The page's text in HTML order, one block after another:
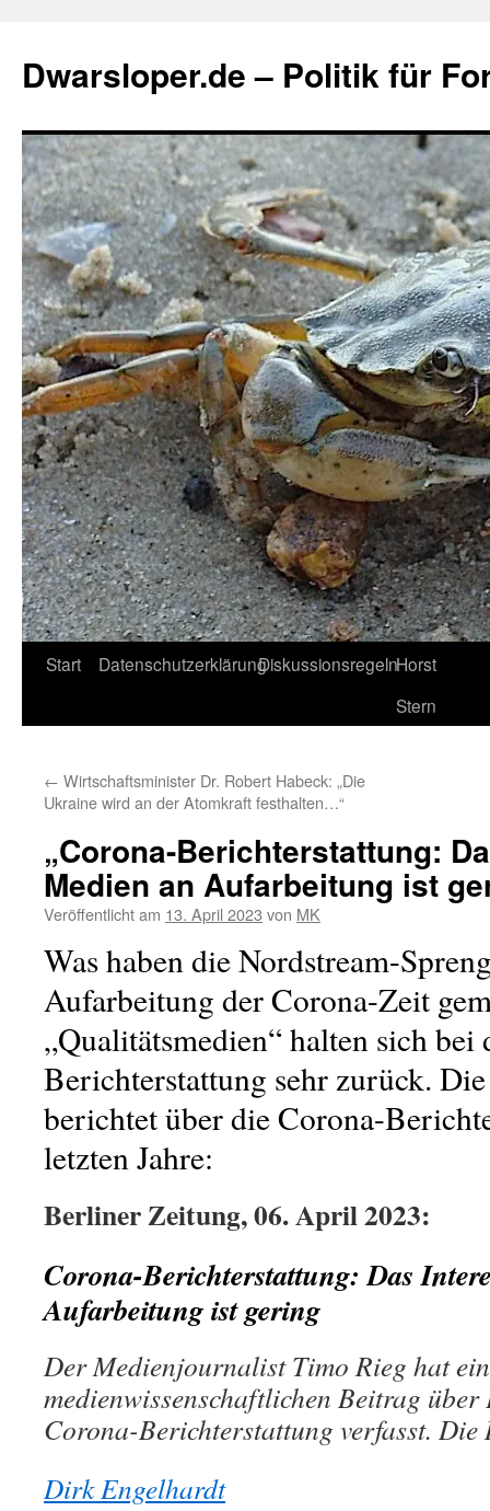
springen
Dwarsloper.de – Politik für
Start DatenschutzerklärungDiskussionsregelnHorst
Stern
← Wirtschaftsminister Dr. Robert Habeck: „Die
Ukraine wird an der Atomkraft festhalten…“
„Corona-Berichterstattung:
Medien an Aufarbeitung ist
Veröffentlicht am 13. April 2023 von MK
Was haben die Nordstream-
Aufarbeitung der Corona-Zeit
„Qualitätsmedien“ halten sich bei
Berichterstattung sehr zurück.
berichtet über die Corona-
letzten Jahre:
Berliner Zeitung, 06. April 2023:
Corona-Berichterstattung: Das
Aufarbeitung ist gering
Der Medienjournalist Timo Rieg hat
medienwissenschaftlichen Beitrag
Corona-Berichterstattung verfasst. Die
Dirk Engelhardt